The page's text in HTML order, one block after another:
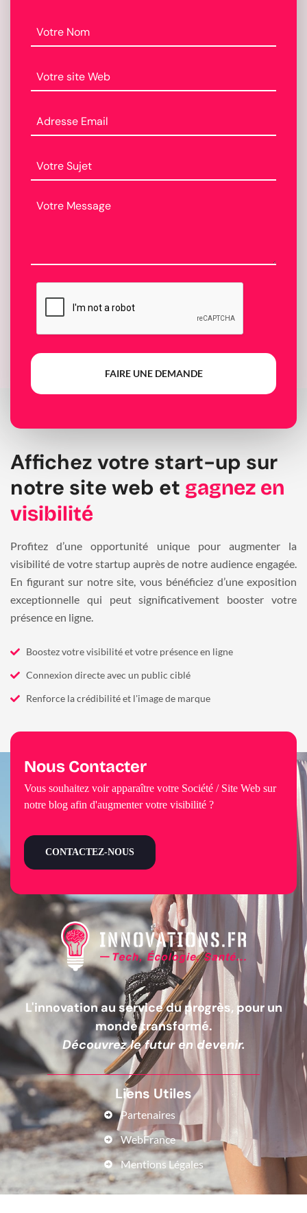
FAIRE UNE DEMANDE
Affichez votre start-up sur
notre site web et gagnez en
visibilité
Profitez d’une opportunité unique pour augmenter la
visibilité de votre startup auprès de notre audience engagée.
En figurant sur notre site, vous bénéficiez d’une exposition
exceptionnelle qui peut significativement booster votre
présence en ligne.
Boostez votre visibilité et votre présence en ligne
Connexion directe avec un public ciblé
Renforce la crédibilité et l'image de marque
L'innovation au service du progrès, pour un
monde transformé.
Découvrez le futur en devenir.
Liens Utiles
Partenaires
WebFrance
Mentions Légales
Nous Contacter
Vous souhaitez voir apparaître votre Société / Site Web sur
notre blog afin d'augmenter votre visibilité ?
CONTACTEZ-NOUS